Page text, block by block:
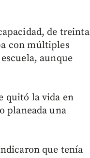
de treinta
con múltiples
aunque
quitó la vida en
planeada una
que tenía